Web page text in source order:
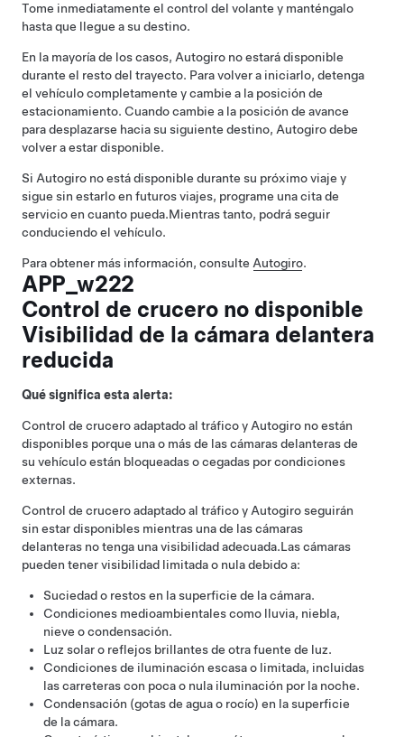
Tome inmediatamente el control del volante y manténgalo
hasta que llegue a su destino.
En la mayoría de los casos, Autogiro no estará disponible
durante el resto del trayecto. Para volver a iniciarlo, detenga
el vehículo completamente y cambie a la posición de
estacionamiento. Cuando cambie a la posición de avance
para desplazarse hacia su siguiente destino, Autogirodebe
volver a estar disponible.
Si Autogiro no está disponible durante su próximo viaje y
sigue sin estarlo en futuros viajes, programe una cita de
servicio en cuanto pueda.Mientras tanto, podrá seguir
conduciendo el vehículo.
Para obtener más información, consulte Autogiro.
APP_w222
Control de crucero no disponible
Visibilidad de la cámara delantera
reducida
Qué significa esta alerta:
Control de crucero adaptado al tráficoy Autogiro no están
disponibles porque una o más de las cámaras delanteras de
su vehículo están bloqueadas o cegadas por condiciones
externas.
Control de crucero adaptado al tráficoy Autogiroseguirán
sin estar disponibles mientras una de las cámaras
delanteras no tenga una visibilidad adecuada.Las cámaras
pueden tener visibilidad limitada o nula debido a:
Suciedad o restos en la superficie de la cámara.
Condiciones medioambientales como lluvia, niebla,
nieve o condensación.
Luz solar o reflejos brillantes de otra fuente de luz.
Condiciones de iluminación escasa o limitada, incluidas
las carreteras con poca o nula iluminación por la noche.
Condensación (gotas de agua o rocío) en la superficie
de la cámara.